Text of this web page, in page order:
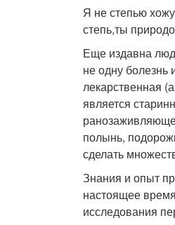
Я не степью
степь,ты
Еще издавна
не одну болезнь
лекарственная
является
полынь,
сделать
Знания и опыт
настоящее
исследования